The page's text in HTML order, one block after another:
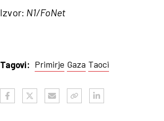
Izvor: N1/FoNet
Tagovi: Primirje Gaza Taoci